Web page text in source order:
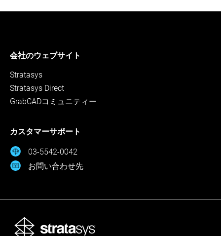
会社のウェブサイト
Stratasys
Stratasys Direct
GrabCADコミュニティー
カスタマーサポート
03-5542-0042
お問い合わせ先